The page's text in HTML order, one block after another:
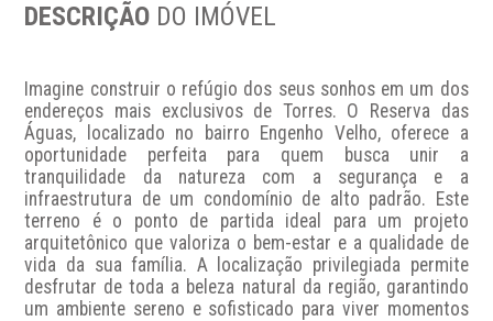
DESCRIÇÃO DO IMÓVEL
Imagine construir o refúgio dos seus sonhos em um dos
endereços mais exclusivos de Torres. O Reserva das
Águas, localizado no bairro Engenho Velho, oferece a
oportunidade perfeita para quem busca unir a
tranquilidade da natureza com a segurança e a
infraestrutura de um condomínio de alto padrão. Este
terreno é o ponto de partida ideal para um projeto
arquitetônico que valoriza o bem-estar e a qualidade de
vida da sua família. A localização privilegiada permite
desfrutar de toda a beleza natural da região, garantindo
um ambiente sereno e sofisticado para viver momentos